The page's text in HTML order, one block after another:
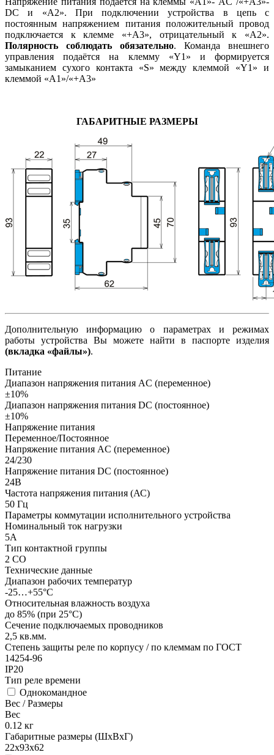
DC и «А2». При подключении устройства в цепь с
постоянным напряжением питания положительный провод
подключается к клемме «+А3», отрицательный к «А2».
Полярность соблюдать обязательно. Команда внешнего
управления подаётся на клемму «Y1» и формируется
замыканием сухого контакта «S» между клеммой «Y1» и
клеммой «А1»/«+А3»
ГАБАРИТНЫЕ РАЗМЕРЫ
Дополнительную информацию о параметрах и режимах
работы устройства Вы можете найти в паспорте изделия
(вкладка «файлы»).
Питание
Диапазон напряжения питания AC (переменное)
±10%
Диапазон напряжения питания DC (постоянное)
±10%
Напряжение питания
Переменное/Постоянное
Напряжение питания AC (переменное)
24/230
Напряжение питания DC (постоянное)
24В
Частота напряжения питания (АС)
50 Гц
Параметры коммутации исполнительного устройства
Номинальный ток нагрузки
5А
Тип контактной группы
2 СO
Технические данные
Диапазон рабочих температур
-25…+55°С
Относительная влажность воздуха
до 85% (при 25°С)
Сечение подключаемых проводников
2,5 кв.мм.
Степень защиты реле по корпусу / по клеммам по ГОСТ
14254-96
IP20
Тип реле времени
Однокомандное
Вес / Размеры
Вес
0.12 кг
Габаритные размеры (ШхВхГ)
22х93х62